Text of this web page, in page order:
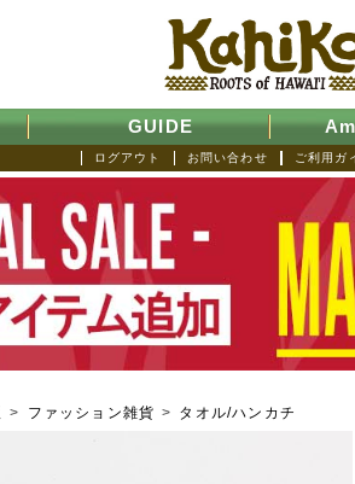
GUIDE
ご利用ガ
お問い合わせ
ログアウト
> ファッション雑貨 > タオル/ハンカチ